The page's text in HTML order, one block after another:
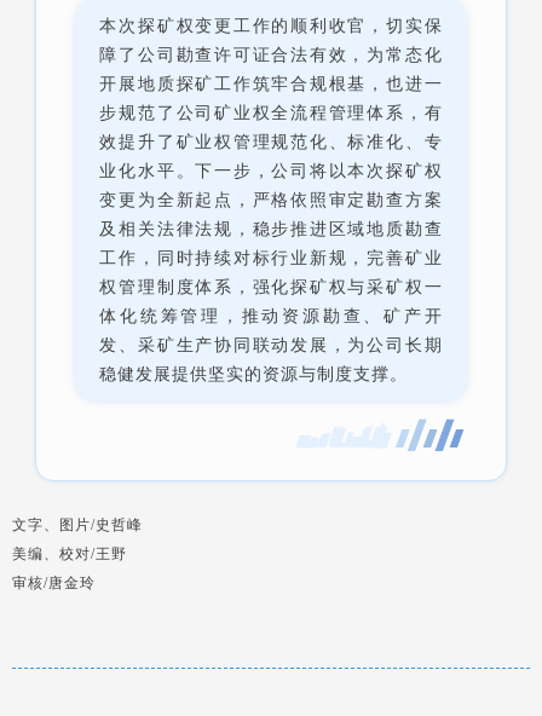
本次探矿权变更工作的顺利收官，切实保
障了公司勘查许可证合法有效，为常态化
开展地质探矿工作筑牢合规根基，也进一
步规范了公司矿业权全流程管理体系，有
效提升了矿业权管理规范化、标准化、专
业化水平。下一步，公司将以本次探矿权
变更为全新起点，严格依照审定勘查方案
及相关法律法规，稳步推进区域地质勘查
工作，同时持续对标行业新规，完善矿业
权管理制度体系，强化探矿权与采矿权一
体化统筹管理，推动资源勘查、矿产开
发、采矿生产协同联动发展，为公司长期
稳健发展提供坚实的资源与制度支撑。
文字、图片/史哲峰
美编、校对/王野
审核/唐金玲